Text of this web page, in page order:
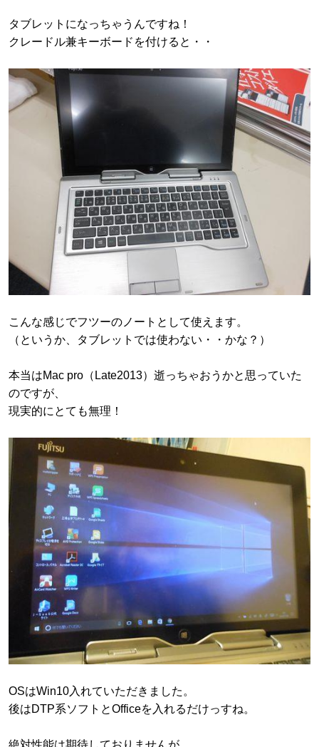
タブレットになっちゃうんですね！
クレードル兼キーボードを付けると・・
こんな感じでフツーのノートとして使えます。
（というか、タブレットでは使わない・・かな？）
本当はMac pro（Late2013）逝っちゃおうかと思っていた
のですが、
現実的にとても無理！
OSはWin10入れていただきました。
後はDTP系ソフトとOfficeを入れるだけっすね。